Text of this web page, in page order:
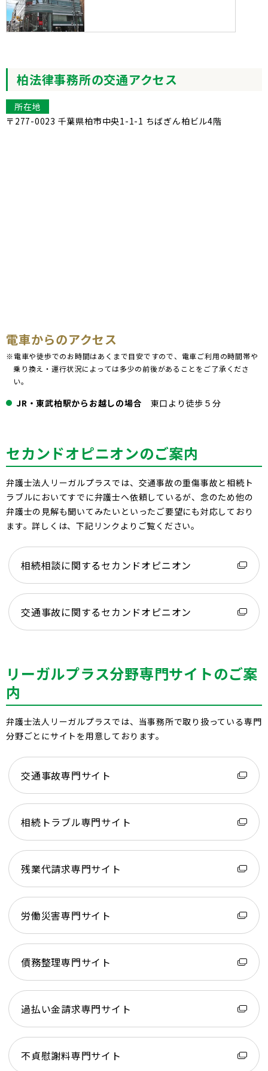
柏法律事務所の交通アクセス
所在地
〒277-0023 千葉県柏市中央1-1-1 ちばぎん柏ビル4階
電車からのアクセス
※電車や徒歩でのお時間はあくまで目安ですので、電車ご利用の時間帯や
乗り換え・運行状況によっては多少の前後があることをご了承くださ
い。
JR・東武柏駅からお越しの場合 東口より徒歩５分
セカンドオピニオンのご案内
弁護士法人リーガルプラスでは、交通事故の重傷事故と相続ト
ラブルにおいてすでに弁護士へ依頼しているが、念のため他の
弁護士の見解も聞いてみたいといったご要望にも対応しており
ます。詳しくは、下記リンクよりご覧ください。
相続相談に関するセカンドオピニオン
交通事故に関するセカンドオピニオン
リーガルプラス分野専門サイトのご案
内
弁護士法人リーガルプラスでは、当事務所で取り扱っている専門
分野ごとにサイトを用意しております。
交通事故専門サイト
相続トラブル専門サイト
残業代請求専門サイト
労働災害専門サイト
債務整理専門サイト
過払い金請求専門サイト
不貞慰謝料専門サイト